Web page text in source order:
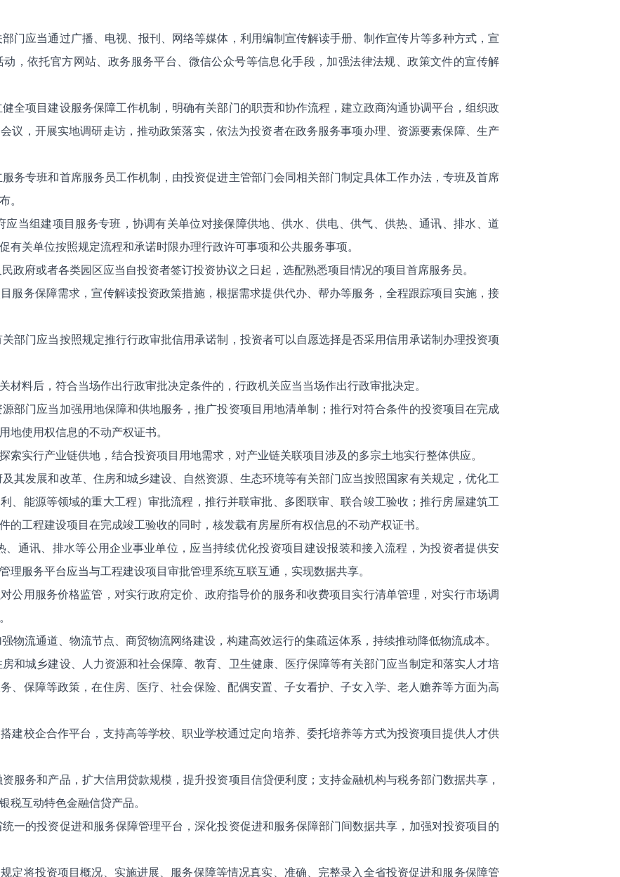
门应当通过广播、电视、报刊、网络等媒体，利用编制宣传解读手册、制作宣传片等多种方式，宣
，依托官方网站、政务服务平台、微信公众号等信息化手段，加强法律法规、政策文件的宣传解
全项目建设服务保障工作机制，明确有关部门的职责和协作流程，建立政商沟通协调平台，组织政
议，开展实地调研走访，推动政策落实，依法为投资者在政务服务事项办理、资源要素保障、生产
务专班和首席服务员工作机制，由投资促进主管部门会同相关部门制定具体工作办法，专班及首席
。
应当组建项目服务专班，协调有关单位对接保障供地、供水、供电、供气、供热、通讯、排水、道
有关单位按照规定流程和承诺时限办理行政许可事项和公共服务事项。
政府或者各类园区应当自投资者签订投资协议之日起，选配熟悉项目情况的项目首席服务员。
服务保障需求，宣传解读投资政策措施，根据需求提供代办、帮办等服务，全程跟踪项目实施，接
部门应当按照规定推行行政审批信用承诺制，投资者可以自愿选择是否采用信用承诺制办理投资项
材料后，符合当场作出行政审批决定条件的，行政机关应当当场作出行政审批决定。
部门应当加强用地保障和供地服务，推广投资项目用地清单制；推行对符合条件的投资项目在完成
地使用权信息的不动产权证书。
索实行产业链供地，结合投资项目用地需求，对产业链关联项目涉及的多宗土地实行整体供应。
其发展和改革、住房和城乡建设、自然资源、生态环境等有关部门应当按照国家有关规定，优化工
、能源等领域的重大工程）审批流程，推行并联审批、多图联审、联合竣工验收；推行房屋建筑工
的工程建设项目在完成竣工验收的同时，核发载有房屋所有权信息的不动产权证书。
、通讯、排水等公用企业事业单位，应当持续优化投资项目建设报装和接入流程，为投资者提供安
理服务平台应当与工程建设项目审批管理系统互联互通，实现数据共享。
公用服务价格监管，对实行政府定价、政府指导价的服务和收费项目实行清单管理，对实行市场调
物流通道、物流节点、商贸物流网络建设，构建高效运行的集疏运体系，持续推动降低物流成本。
和城乡建设、人力资源和社会保障、教育、卫生健康、医疗保障等有关部门应当制定和落实人才培
、保障等政策，在住房、医疗、社会保险、配偶安置、子女看护、子女入学、老人赡养等方面为高
建校企合作平台，支持高等学校、职业学校通过定向培养、委托培养等方式为投资项目提供人才供
服务和产品，扩大信用贷款规模，提升投资项目信贷便利度；支持金融机构与税务部门数据共享，
税互动特色金融信贷产品。
一的投资促进和服务保障管理平台，深化投资促进和服务保障部门间数据共享，加强对投资项目的
定将投资项目概况、实施进展、服务保障等情况真实、准确、完整录入全省投资促进和服务保障管